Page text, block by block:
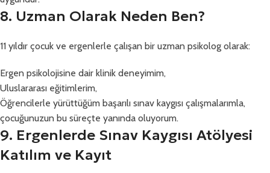
8. Uzman Olarak Neden Ben?
11 yıldır çocuk ve ergenlerle çalışan bir uzman psikolog olarak:
Ergen psikolojisine dair klinik deneyimim,
Uluslararası eğitimlerim,
Öğrencilerle yürüttüğüm başarılı sınav kaygısı çalışmalarımla,
çocuğunuzun bu süreçte yanında oluyorum.
9. Ergenlerde Sınav Kaygısı Atölyesi
Katılım ve Kayıt